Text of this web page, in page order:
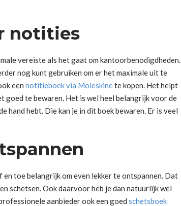
notities
vereiste als het gaat om kantoorbenodigdheden.
nog kunt gebruiken om er het maximale uit te
een notitieboek via Moleskinete kopen. Het helpt
goed te bewaren. Het is wel heel belangrijk voor de
hand hebt. Die kan je in dit boek bewaren. Er is veel
toe belangrijk om even lekker te ontspannen. Dat
schetsen. Ook daarvoor heb je dan natuurlijk wel
aanbieder ook een goed schetsboek